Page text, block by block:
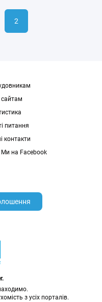
2
сайтам
питання
контакти
Ми на Facebook
з усіх порталів.